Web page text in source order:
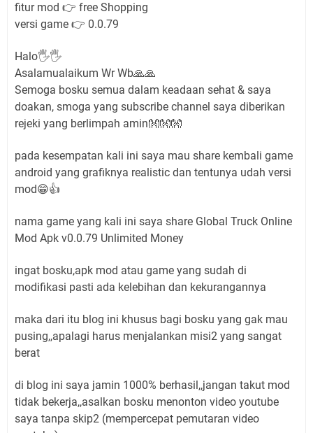
fitur mod 👉 free Shopping
versi game 👉 0.0.79
Halo🖐🖐
Asalamualaikum Wr Wb🙏🙏
Semoga bosku semua dalam keadaan sehat & saya
doakan, smoga yang subscribe channel saya diberikan
rejeki yang berlimpah amin👐👐👐
pada kesempatan kali ini saya mau share kembali game
android yang grafiknya realistic dan tentunya udah versi
mod😁👍
nama game yang kali ini saya share Global Truck Online
Mod Apk v0.0.79 Unlimited Money
ingat bosku,apk mod atau game yang sudah di
modifikasi pasti ada kelebihan dan kekurangannya
maka dari itu blog ini khusus bagi bosku yang gak mau
pusing,,apalagi harus menjalankan misi2 yang sangat
berat
di blog ini saya jamin 1000% berhasil,,jangan takut mod
tidak bekerja,,asalkan bosku menonton video youtube
saya tanpa skip2 (mempercepat pemutaran video